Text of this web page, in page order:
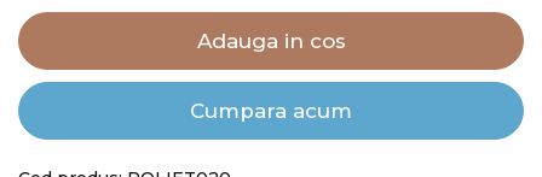
Adauga in cos
Cumpara acum